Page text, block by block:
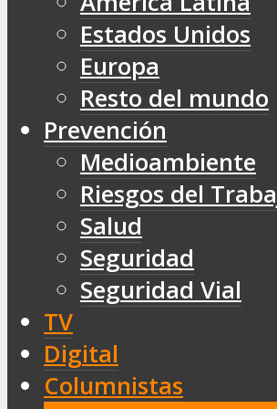
Estados Unidos
Europa
Resto del mundo
Prevención
Medioambiente
Riesgos del
Salud
Seguridad
Seguridad Vial
TV
Digital
Columnistas